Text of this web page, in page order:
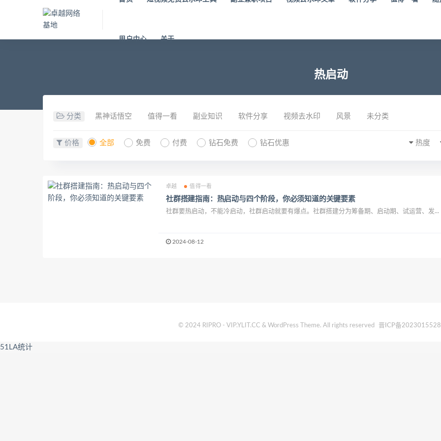
用户中心 关于
热启动
分类 黑神话悟空 值得一看 副业知识 软件分享 视频去水印 风景 未分类
价格 全部 免费 付费 钻石免费 钻石优惠 热度
卓越 值得一看
社群搭建指南：热启动与四个阶段，你必须知道的关键要素
社群要热启动，不能冷启动，社群启动就要有爆点。社群搭建分为筹备期、启动期、试运营、发...
2024-08-12
© 2024 RIPRO - VIP.YLIT.CC & WordPress Theme. All rights reserved 晋ICP备
51LA统计